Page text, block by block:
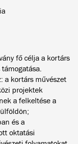
fő célja a kortárs
a kortárs művészet
projektek
a felkeltése a
és a
oktatási